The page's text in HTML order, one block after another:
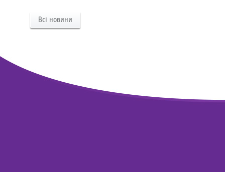
Всі новини